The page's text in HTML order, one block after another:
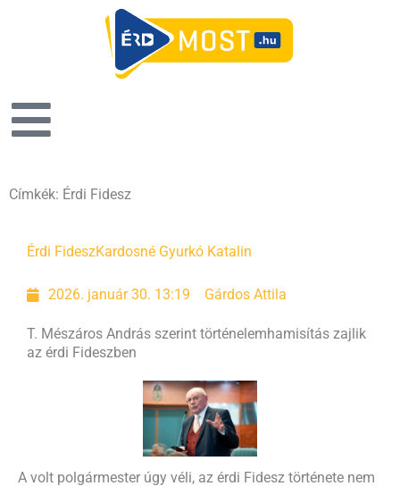
Címkék: Érdi Fidesz
Érdi FideszKardosné Gyurkó Katalin
2026. január 30. 13:19 Gárdos Attila
T. Mészáros András szerint történelemhamisítás zajlik
az érdi Fideszben
A volt polgármester úgy véli, az érdi Fidesz története nem